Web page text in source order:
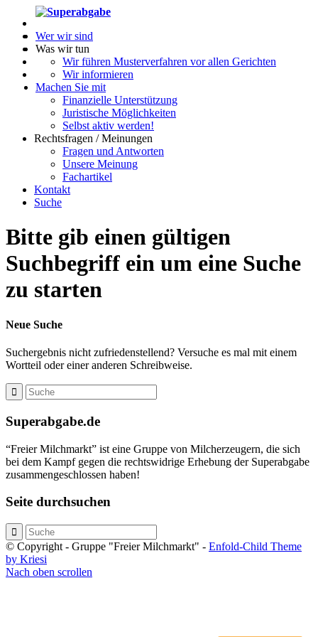
Wer wir sind
Was wir tun
Wir führen Musterverfahren vor allen Gerichten
Wir informieren
Machen Sie mit
Finanzielle Unterstützung
Juristische Möglichkeiten
Selbst aktiv werden!
Rechtsfragen / Meinungen
Fragen und Antworten
Unsere Meinung
Fachartikel
Kontakt
Suche
Bitte gib einen gültigen
Suchbegriff ein um eine Suche
zu starten
Neue Suche
Suchergebnis nicht zufriedenstellend? Versuche es mal mit einem
Wortteil oder einer anderen Schreibweise.
Superabgabe.de
“Freier Milchmarkt” ist eine Gruppe von Milcherzeugern, die sich
bei dem Kampf gegen die rechtswidrige Erhebung der Superabgabe
zusammengeschlossen haben!
Seite durchsuchen
© Copyright - Gruppe "Freier Milchmarkt" - Enfold-Child Theme
by Kriesi
Nach oben scrollen